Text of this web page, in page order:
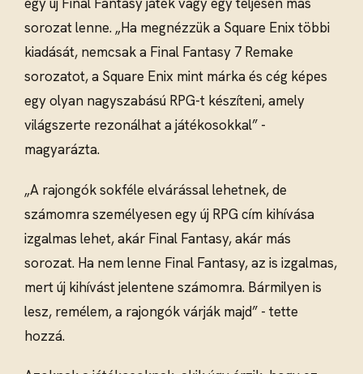
egy új Final Fantasy játék vagy egy teljesen más
sorozat lenne. „Ha megnézzük a Square Enix többi
kiadását, nemcsak a Final Fantasy 7 Remake
sorozatot, a Square Enix mint márka és cég képes
egy olyan nagyszabású RPG-t készíteni, amely
világszerte rezonálhat a játékosokkal” -
magyarázta.
„A rajongók sokféle elvárással lehetnek, de
számomra személyesen egy új RPG cím kihívása
izgalmas lehet, akár Final Fantasy, akár más
sorozat. Ha nem lenne Final Fantasy, az is izgalmas,
mert új kihívást jelentene számomra. Bármilyen is
lesz, remélem, a rajongók várják majd” - tette
hozzá.